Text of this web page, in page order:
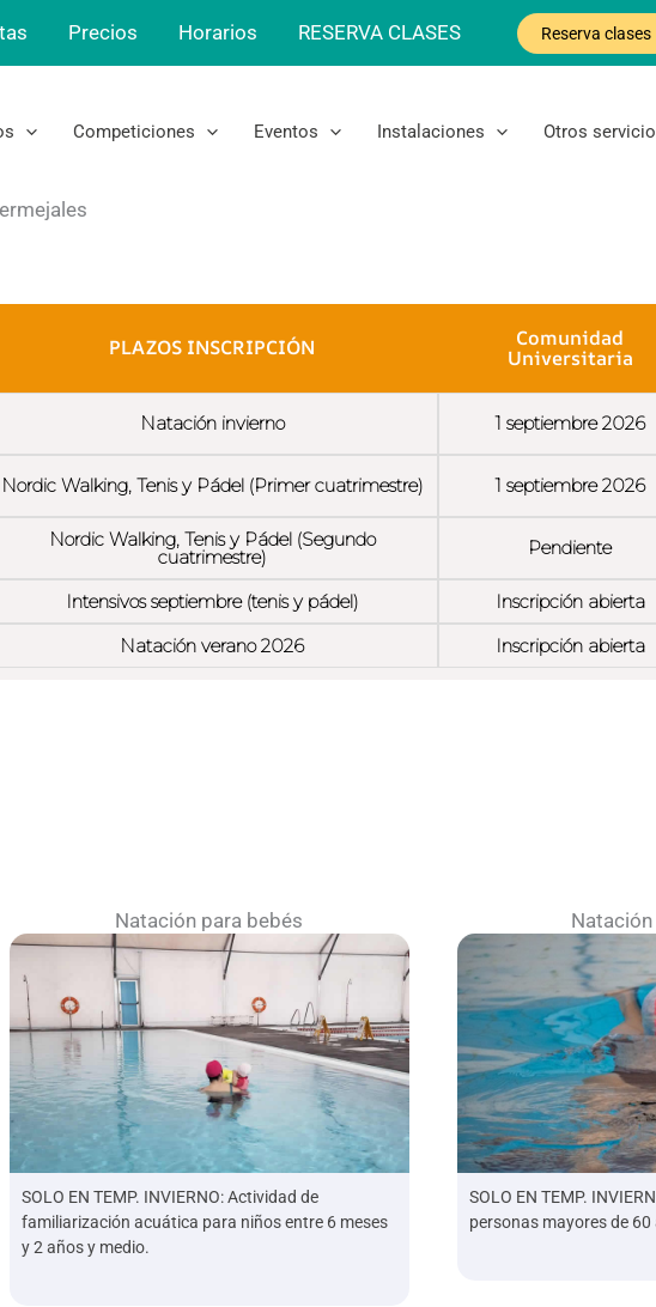
Precios Horarios RESERVA CLASES Reserva clases
Competiciones Eventos Instalaciones Otros
PLAZOS INSCRIPCIÓN Comunidad
Universitaria
Natación invierno 1 septiembre 2026
Nordic Walking, Tenis y Pádel (Primer cuatrimestre) 1 septiembre 2026
Nordic Walking, Tenis y Pádel (Segundo
cuatrimestre) Pendiente
Intensivos septiembre (tenis y pádel) Inscripción abierta
Natación verano 2026
Inscripción abierta
Natación para bebés
SOLO EN TEMP. INVIERNO: Actividad de
familiarización acuática para niños entre 6 meses
y 2 años y medio.
SOLO EN TEMP.
personas mayores de 60